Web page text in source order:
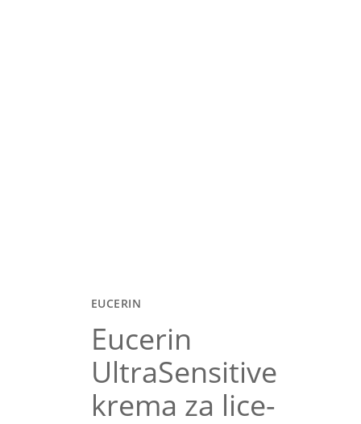
EUCERIN
Eucerin
UltraSensitive
krema za lice-